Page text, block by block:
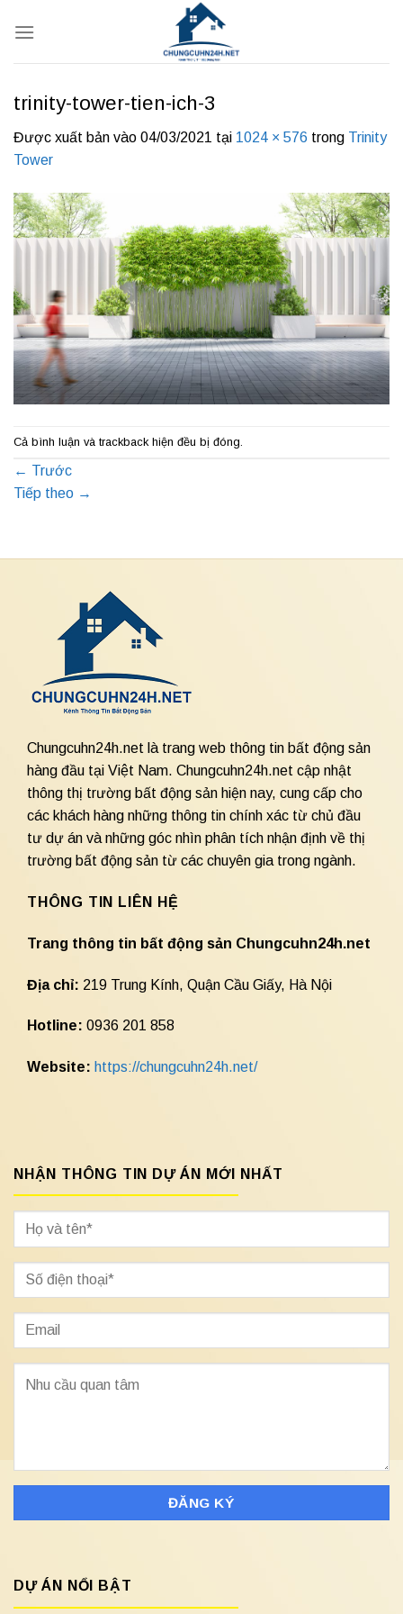
qua
trinity-tower-tien-ich-3
Được xuất bản vào 04/03/2021 tại 1024 × 576 trong Trinity
Tower
Cả bình luận và trackback hiện đều bị đóng.
← Trước
Tiếp theo →
Chungcuhn24h.net là trang web thông tin bất động sản
hàng đầu tại Việt Nam. Chungcuhn24h.net cập nhật
thông thị trường bất động sản hiện nay, cung cấp cho
các khách hàng những thông tin chính xác từ chủ đầu
tư dự án và những góc nhìn phân tích nhận định về thị
trường bất động sản từ các chuyên gia trong ngành.
THÔNG TIN LIÊN HỆ
Trang thông tin bất động sản Chungcuhn24h.net
Địa chỉ: 219 Trung Kính, Quận Cầu Giấy, Hà Nội
Hotline: 0936 201 858
Website: https://chungcuhn24h.net/
NHẬN THÔNG TIN DỰ ÁN MỚI NHẤT
DỰ ÁN NỔI BẬT